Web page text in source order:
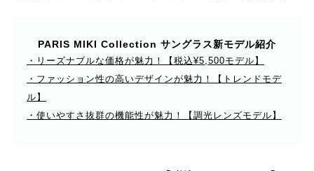
PARIS MIKI Collection サングラス新モデル紹介
・リーズナブルな価格が魅力！【税込¥5,500モデル】
・ファッション性の高いデザインが魅力！【トレンドモデ
ル】
・使いやすさ抜群の機能性が魅力！【調光レンズモデル】